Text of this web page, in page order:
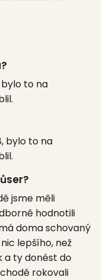
bylo to na
bylo to na
jsme měli
hodnotili
doma schovaný
lepšího, než
a ty donést do
rokovali